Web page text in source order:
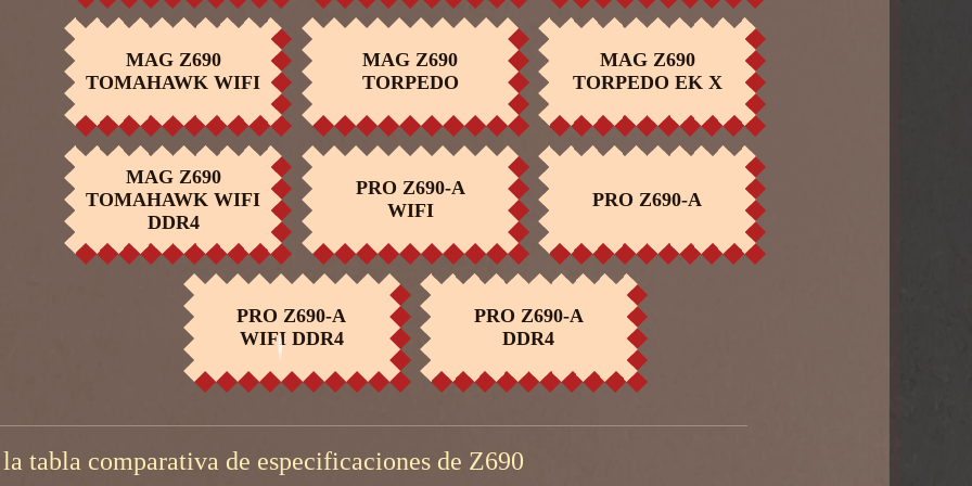
MAG Z690
TOMAHAWK WIFI
COMPRAR
MAG Z690
TORPEDO
COMPRAR
MAG Z690
TORPEDO EK X
COMPRAR
MAG Z690
TOMAHAWK WIFI
DDR4
COMPRAR
PRO Z690-A
WIFI
COMPRAR PRO Z690-A
COMPRAR
PRO Z690-A
WIFI DDR4
COMPRAR
PRO Z690-A
DDR4
COMPRAR
tabla comparativa de especificaciones de Z690